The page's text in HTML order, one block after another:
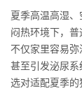
夏季高温高湿、
闷热环境下，普
不仅家里容易弥
甚至引发泌尿系
选对适配夏季的